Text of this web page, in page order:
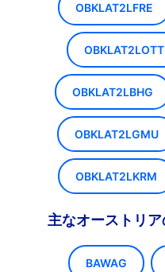
OBKLAT2LFRE
OBKLAT2LOTT
OBKLAT2LBHG
OBKLAT2LGMU
OBKLAT2LKRM
主なオーストリ
BAWAG